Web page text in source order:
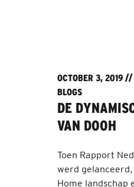
OCTOBER 3, 2019
BLOGS
DE
VAN DOOH
Toen Rapport
werd
Home landschap